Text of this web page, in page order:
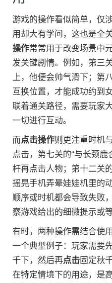
游戏的操作看似简单，仅
用却大有学问，这也是全
操作常常用于改变场景中
发关键剧情。例如，第三
上，他便会帅气滑下；第
互换位置，才能成功约到
联着通关路径，需要玩家
一切进行互动。
而点击操作则更注重时机
点击，第七关的“与长颈
杆再点击人物；第十二关
摇晃手机弄晕娃娃机里的
顺序或时机都会导致失败
察游戏给出的细微提示或
有时，两种操作需结合使
一个典型例子：玩家需要
千下，然后再点击固定秋
在特定情境下的用途，是